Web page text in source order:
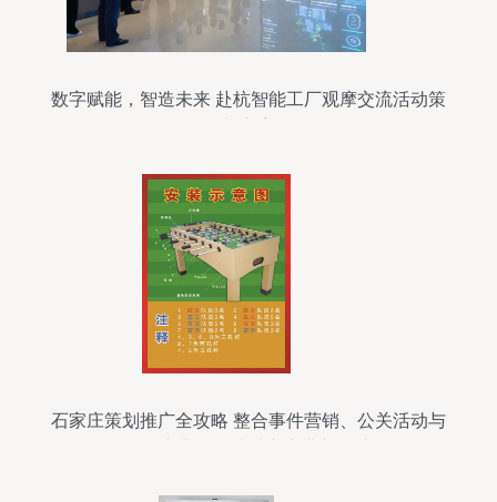
数字赋能，智造未来 赴杭智能工厂观摩交流活动策
石家庄策划推广全攻略 整合事件营销、公关活动与